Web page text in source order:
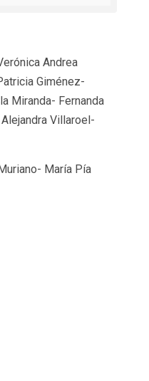
Andrea
Giménez-
Miranda- Fernanda
Villaroel-
María Pía